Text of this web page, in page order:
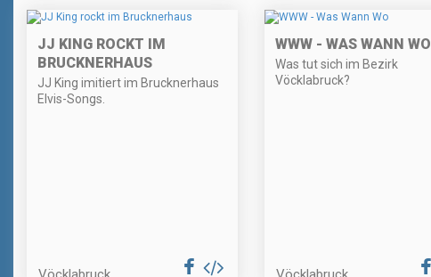
JJ KING ROCKT IM
BRUCKNERHAUS
JJ King imitiert im Brucknerhaus
Elvis-Songs.
WWW - WAS WANN WO
Was tut sich im Bezirk
Vöcklabruck?